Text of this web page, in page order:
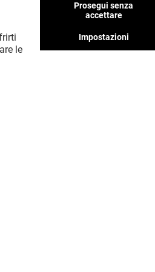
le
Prosegui senza
accettare
Impostazioni